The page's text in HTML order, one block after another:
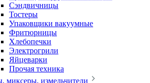
Сэндвичницы
Тостеры
Упаковщики вакуумные
Фритюрницы
Хлебопечки
Электрогрили
Яйцеварки
Прочая техника
миксеры, измельчители